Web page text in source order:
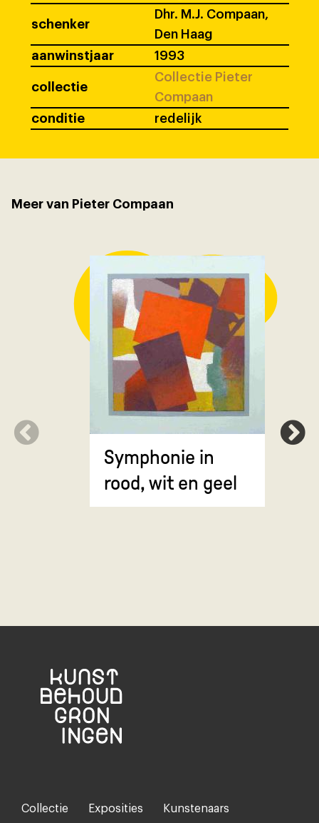
schenker
Dhr. M.J. Compaan,
Den Haag
aanwinstjaar
1993
collectie
Collectie Pieter
Compaan
conditie
redelijk
Meer van Pieter Compaan
Symphonie in
rood, wit en geel
Footer-
Collectie Exposities Kunstenaars